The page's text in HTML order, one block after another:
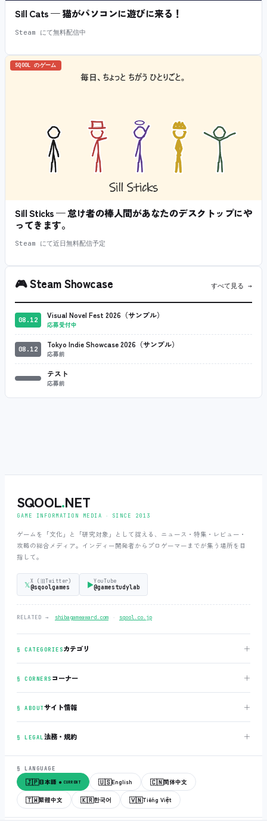
Sill Cats — 猫がパソコンに遊びに来る！
Steam にて無料配信中
SQOOL のゲーム
Sill Sticks — 怠け者の棒人間があなたのデスクトップにや
ってきます。
Steam にて近日無料配信予定
🎮Steam Showcase すべて見る →
08.12 Visual Novel Fest 2026（サンプル）
応募受付中
08.12 Tokyo Indie Showcase 2026（サンプル）
応募前
テスト
応募前
SQOOL.NET
GAME INFORMATION MEDIA ‧ SINCE 2013
ゲームを「文化」と「研究対象」として捉える、ニュース・特集・レビュー・
攻略の総合メディア。インディー開発者からプロゲーマーまでが集う場所を目
指して。
𝕏X (旧Twitter)
@sqoolgames ▶YouTube
@gamestudylab
RELATED → shibagameaward.com ‧ sqool.co.jp
§ CATEGORIESカテゴリ ＋
§ CORNERS コーナー ＋
§ ABOUTサイト情報 ＋
§ LEGAL法務・規約 ＋
§ LANGUAGE
🇯🇵日本語 ● CURRENT 🇺🇸English 🇨🇳简体中文
🇹🇼繁體中文 🇰🇷한국어 🇻🇳Tiếng Việt